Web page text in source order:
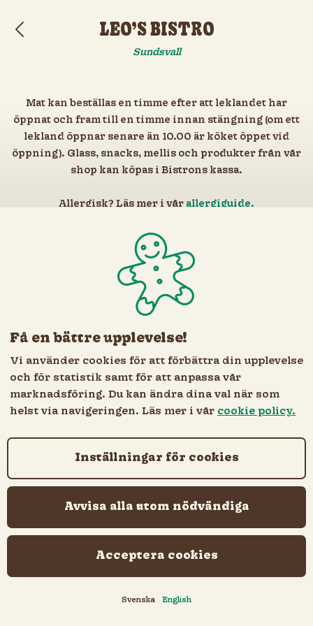
KATEGORIER | BISTRO LEO'S LEO’S BISTRO
Sundsvall
Mat kan beställas en timme efter att leklandet har
öppnat och fram till en timme innan stängning (om ett
lekland öppnar senare än 10.00 är köket öppet vid
öppning). Glass, snacks, mellis och produkter från vår
shop kan köpas i Bistrons kassa.
Allergisk? Läs mer i vår allergiguide.
Laddat färdigt
Få en bättre upplevelse!
Vi använder cookies för att förbättra din upplevelse
och för statistik samt för att anpassa vår
marknadsföring. Du kan ändra dina val när som
helst via navigeringen. Läs mer i vår cookie policy.
Nödvändiga cookies
land- och språkval, inloggning, varukorg, betalning och
Inställningar
Kommer ihåg dina inställningar, t.ex. leveransuppgifter,
Statistik & analys
Inställningar för cookies
Avvisa alla utom nödvändiga
Acceptera cookies
Språk och land
Svenska English